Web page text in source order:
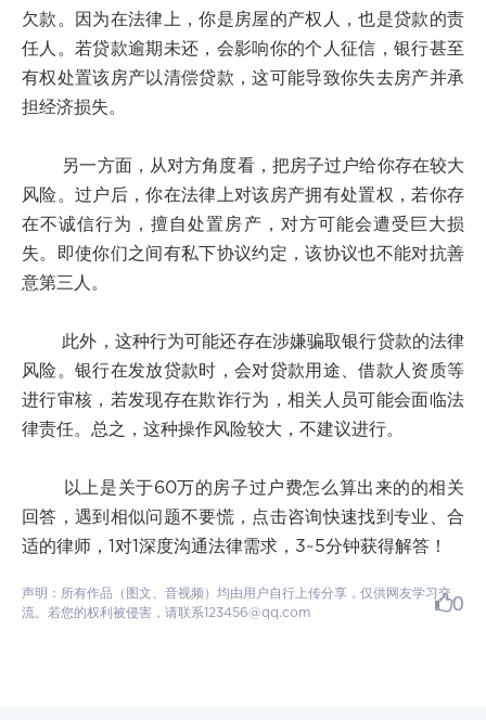
欠款。因为在法律上，你是房屋的产权人，也是贷款的责
任人。若贷款逾期未还，会影响你的个人征信，银行甚至
有权处置该房产以清偿贷款，这可能导致你失去房产并承
担经济损失。
另一方面，从对方角度看，把房子过户给你存在较大
风险。过户后，你在法律上对该房产拥有处置权，若你存
在不诚信行为，擅自处置房产，对方可能会遭受巨大损
失。即使你们之间有私下协议约定，该协议也不能对抗善
意第三人。
此外，这种行为可能还存在涉嫌骗取银行贷款的法律
风险。银行在发放贷款时，会对贷款用途、借款人资质等
进行审核，若发现存在欺诈行为，相关人员可能会面临法
律责任。总之，这种操作风险较大，不建议进行。
以上是关于60万的房子过户费怎么算出来的的相关
回答，遇到相似问题不要慌，点击咨询快速找到专业、合
适的律师，1对1深度沟通法律需求，3~5分钟获得解答！
声明：所有作品（图文、音视频）均由用户自行上传分享，仅供网友学习交
流。若您的权利被侵害，请联系123456@qq.com
0